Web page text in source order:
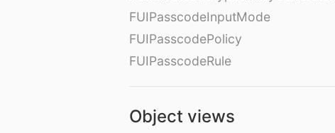
FUIPasscodeInputMode
FUIPasscodePolicy
FUIPasscodeRule
Object views